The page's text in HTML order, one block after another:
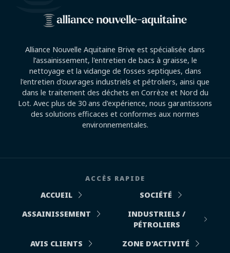
Alliance Nouvelle Aquitaine Brive est spécialisée dans
l’assainissement, l'entretien de bacs à graisse, le
nettoyage et la vidange de fosses septiques, dans
l'entretien d'ouvrages industriels et pétroliers, ainsi que
dans le traitement des déchets en Corrèze et Nord du
Lot. Avec plus de 30 ans d'expérience, nous garantissons
des solutions efficaces et conformes aux normes
environnementales.
ACCÈS RAPIDE
ACCUEIL
SOCIÉTÉ
ASSAINISSEMENT
INDUSTRIELS /
PÉTROLIERS
AVIS CLIENTS
ZONE D'ACTIVITÉ